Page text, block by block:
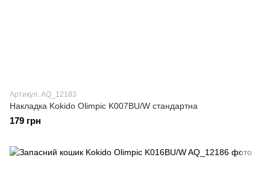
Артикул: AQ_12183
Накладка Kokido Olimpic K007BU/W стандартна
179 грн